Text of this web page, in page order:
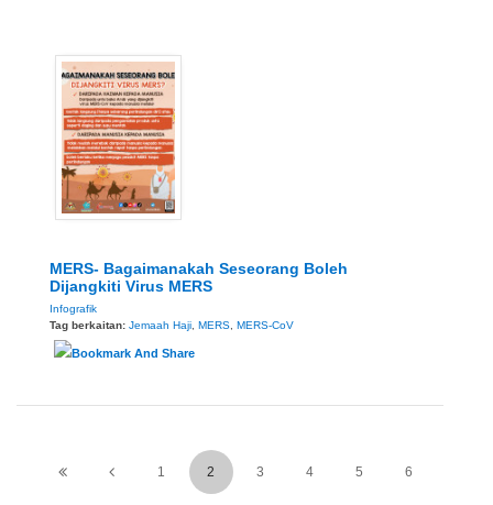
MERS- Bagaimanakah Seseorang Boleh
Dijangkiti Virus MERS
Infografik
Tag berkaitan: Jemaah Haji, MERS, MERS-CoV
1 2 3 4 5 6